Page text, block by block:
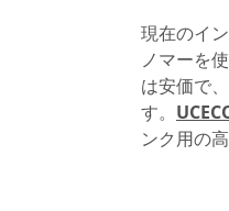
現在のイ
ノマーを
は安価で
す。
ンク用の